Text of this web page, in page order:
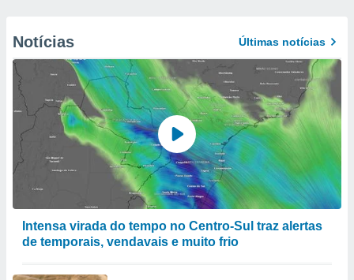
Notícias Últimas notícias
Intensa virada do tempo no Centro-Sul traz alertas
de temporais, vendavais e muito frio